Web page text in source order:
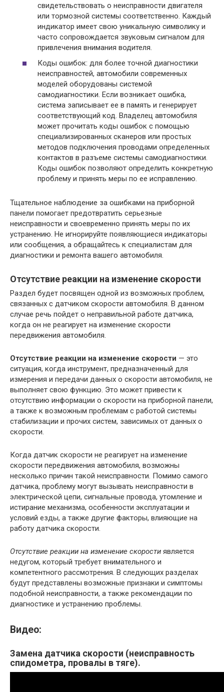
свидетельствовать о неисправности двигателя
или тормозной системы соответственно. Каждый
индикатор имеет свою уникальную символику и
часто сопровождается звуковым сигналом для
привлечения внимания водителя.
Коды ошибок: для более точной диагностики
неисправностей, автомобили современных
моделей оборудованы системой
самодиагностики. Если возникает ошибка,
система записывает ее в память и генерирует
соответствующий код. Владелец автомобиля
может прочитать коды ошибок с помощью
специализированных сканеров или простых
методов подключения проводами определенных
контактов в разъеме системы самодиагностики.
Коды ошибок позволяют определить конкретную
проблему и принять меры по ее исправлению.
Тщательное наблюдение за ошибками на приборной
панели помогает предотвратить серьезные
неисправности и своевременно принять меры по их
устранению. Не игнорируйте появляющиеся индикаторы
или сообщения, а обращайтесь к специалистам для
диагностики и ремонта вашего автомобиля.
Отсутствие реакции на изменение скорости
Раздел будет посвящен одной из возможных проблем,
связанных с датчиком скорости автомобиля. В данном
случае речь пойдет о неправильной работе датчика,
когда он не реагирует на изменение скорости
передвижения автомобиля.
Отсутствие реакции на изменение скорости — это
ситуация, когда инструмент, предназначенный для
измерения и передачи данных о скорости автомобиля, не
выполняет свою функцию. Это может привести к
отсутствию информации о скорости на приборной панели,
а также к возможным проблемам с работой системы
стабилизации и прочих систем, зависимых от данных о
скорости.
Когда датчик скорости не реагирует на изменение
скорости передвижения автомобиля, возможны
несколько причин такой неисправности. Помимо самого
датчика, проблему могут вызывать неисправности в
электрической цепи, сигнальные провода, утомление и
истирание механизма, особенности эксплуатации и
условий езды, а также другие факторы, влияющие на
работу датчика скорости.
Отсутствие реакции на изменение скорости является
недугом, который требует внимательного и
компетентного рассмотрения. В следующих разделах
будут представлены возможные признаки и симптомы
подобной неисправности, а также рекомендации по
диагностике и устранению проблемы.
Видео:
Замена датчика скорости (неисправность
спидометра, провалы в тяге).